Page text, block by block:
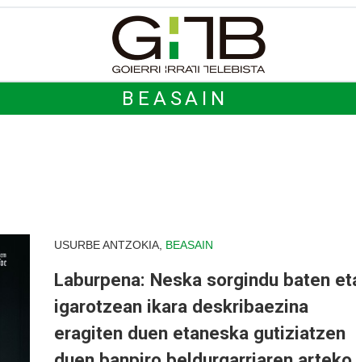
BEASAIN
USURBE ANTZOKIA, BEASAIN
Laburpena: Neska sorgindu baten
igarotzean ikara deskribaezina
eragiten duen etaneska gutiziatzen